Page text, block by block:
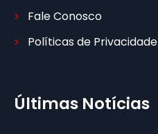
Fale Conosco
Políticas de Privacidade
Últimas Notícias